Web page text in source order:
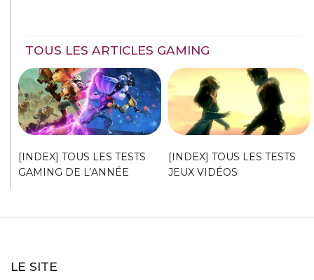
TOUS LES ARTICLES GAMING
[INDEX] TOUS LES TESTS
GAMING DE L’ANNÉE
[INDEX] TOUS LES TESTS
JEUX VIDÉOS
LE SITE